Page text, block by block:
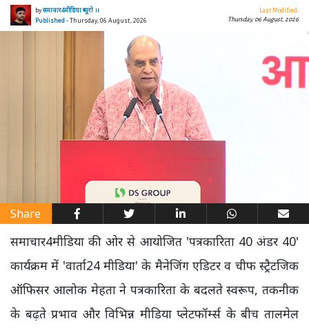
byसमाचार4मीडिया ब्यूरो ।।
Published- Thursday, 06 August, 2026
Last Modified:
Thursday, 06 August, 2026
Share
समाचार4मीडिया की ओर से आयोजित 'पत्रकारिता 40 अंडर 40'
कार्यक्रम में 'वार्ता24 मीडिया' के मैनेजिंग एडिटर व चीफ स्ट्रैटजिक
ऑफिसर आलोक मेहता ने पत्रकारिता के बदलते स्वरूप, तकनीक
के बढ़ते प्रभाव और विभिन्न मीडिया प्लेटफॉर्म्स के बीच तालमेल